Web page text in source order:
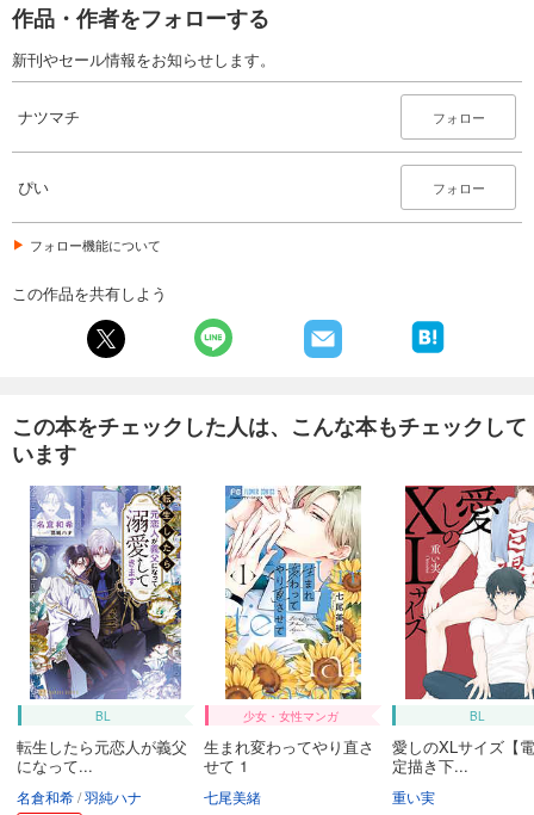
作品・作者をフォローする
新刊やセール情報をお知らせします。
ナツマチ フォロー
ぴい フォロー
フォロー機能について
この作品を共有しよう
この本をチェックした人は、こんな本もチェックして
います
BL
転生したら元恋人が義父
になって...
名倉和希 羽純ハナ
少女・女性マンガ
生まれ変わってやり直さ
せて 1
七尾美緒
BL
愛しのXLサイズ【
定描き下...
重い実